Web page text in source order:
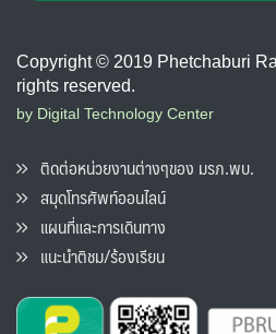
Copyright © 2019 Phetchaburi
rights reserved.
by Digital Technology Center
ติดต่อหน่วยงานต่างๆของ มรภ.พบ.
สมุดโทรศัพท์ออนไลน์
แผนที่และการเดินทาง
แนะนำติชม/ร้องเรียน